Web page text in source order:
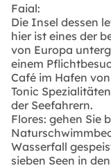
Faial:
Die Insel dessen
hier ist eines der
von Europa
einem
Café im Hafen
Tonic
der Seefahrern.
Flores: gehen Sie
Wasserfall
sieben Seen in